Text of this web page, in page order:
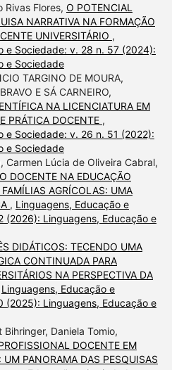
Rivas Flores, O POTENCIAL
NARRATIVA NA FORMAÇÃO
UNIVERSITÁRIO ,
e Sociedade: v. 28 n. 57 (2024):
e Sociedade
TARGINO DE MOURA,
E SÁ CARNEIRO,
NA LICENCIATURA EM
PRÁTICA DOCENTE ,
e Sociedade: v. 26 n. 51 (2022):
e Sociedade
Carmen Lúcia de Oliveira Cabral,
DOCENTE NA EDUCAÇÃO
AGRÍCOLAS: UMA
, Linguagens, Educação e
(2026): Linguagens, Educação e
DIDÁTICOS: TECENDO UMA
CONTINUADA PARA
NA PERSPECTIVA DA
Linguagens, Educação e
(2025): Linguagens, Educação e
Daniela Tomio,
DOCENTE EM
PANORAMA DAS PESQUISAS